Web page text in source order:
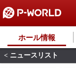
ホール情報
< ニュースリスト